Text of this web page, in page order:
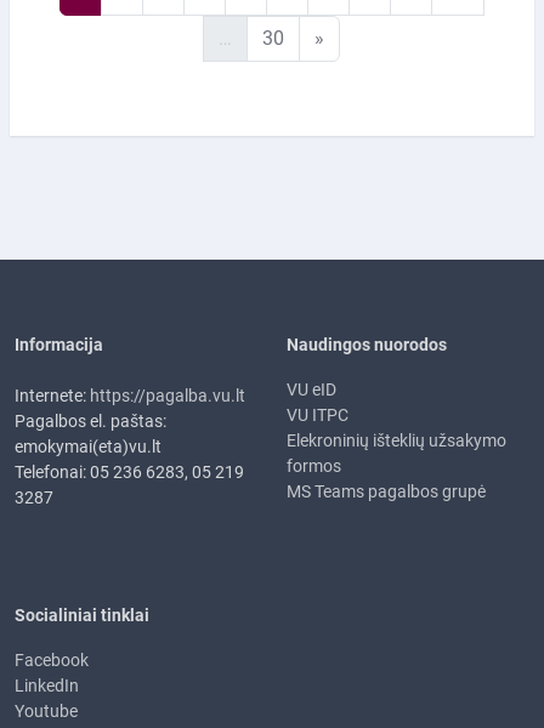
30 30 puslapis
»
Informacija
Internete: https://pagalba.vu.lt
Pagalbos el. paštas:
emokymai(eta)vu.lt
Telefonai: 05 236 6283, 05 219
3287
Naudingos nuorodos
VU eID
VU ITPC
Elekroninių išteklių užsakymo
formos
MS Teams pagalbos grupė
Socialiniai tinklai
Facebook
LinkedIn
Youtube